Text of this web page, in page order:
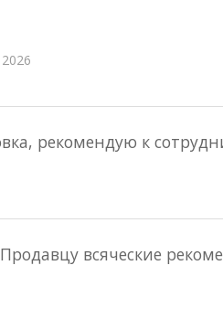
рекомендую к
всяческие